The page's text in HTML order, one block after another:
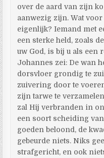
over de aard van zijn
aanwezig zijn. Wat
eigenlijk? Iemand met
een sterke held, zoals
uw God, is bij u als een
Johannes zei: De wan
dorsvloer grondig te
zuivering door te
zijn tarwe te
zal Hij verbranden in
een soort scheiding
goeden beloond, de
gebeurde niets. Niks
strafgericht, en ook